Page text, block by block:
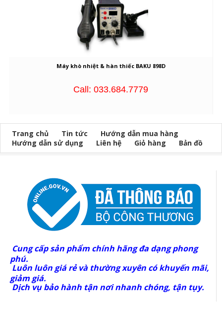
Máy khò nhiệt & hàn thiếc BAKU 898D
Call: 033.684.7779
Trang chủ Tin tức
Hướng dẫn mua hàng
Hướng dẫn sử dụng
Liên hệ Giỏ hàng Bản đồ
Cung cấp sản phẩm chính hãng đa dạng phong
phú.
Luôn luôn giá rẻ và thường xuyên có khuyến mãi,
giảm giá.
Dịch vụ bảo hành tận nơi nhanh chóng, tận tụy.